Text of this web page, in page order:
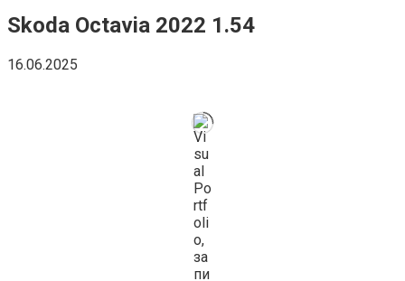
Skoda Octavia 2022 1.54
16.06.2025